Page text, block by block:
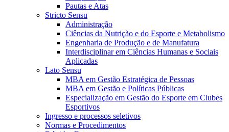
Pautas e Atas
Stricto Sensu
Administração
Ciências da Nutrição e do Esporte e Metabolismo
Engenharia de Produção e de Manufatura
Interdisciplinar em Ciências Humanas e Sociais
Aplicadas
Lato Sensu
MBA em Gestão Estratégica de Pessoas
MBA em Gestão e Políticas Públicas
Especialização em Gestão do Esporte em Clubes
Esportivos
Ingresso e processos seletivos
Normas e Procedimentos